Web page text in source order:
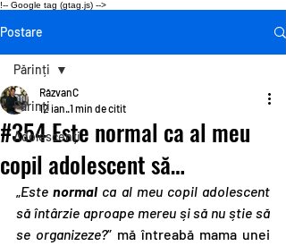
!-- Google tag (gtag.js) -->
Postare
Părinți
Adolescenți
Părinți
#354 Este normal ca al meu
copil adolescent să…
RăzvanC
12 ian.1 min de citit
„Este normal ca al meu copil adolescent
să întârzie aproape mereu și să nu știe să
se organizeze?” mă întreabă mama unei